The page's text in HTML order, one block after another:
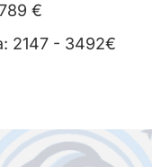
€
2147 - 3492€